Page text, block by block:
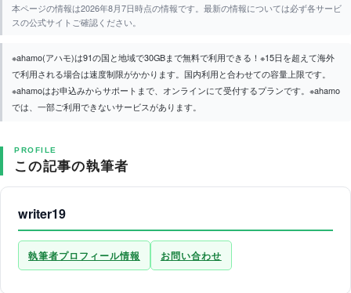
本ページの情報は2026年8月7日時点の情報です。最新の情報については必ず各サービ
スの公式サイトご確認ください。
※ahamo(アハモ)は91の国と地域で30GBまで無料で利用できる！※15日を超えて海外
で利用される場合は速度制限がかかります。国内利用と合わせての容量上限です。
※ahamoはお申込みからサポートまで、オンラインにて受付するプランです。※ahamo
では、一部ご利用できないサービスがあります。
PROFILE
この記事の執筆者
writer19
執筆者プロフィール情報 お問い合わせ